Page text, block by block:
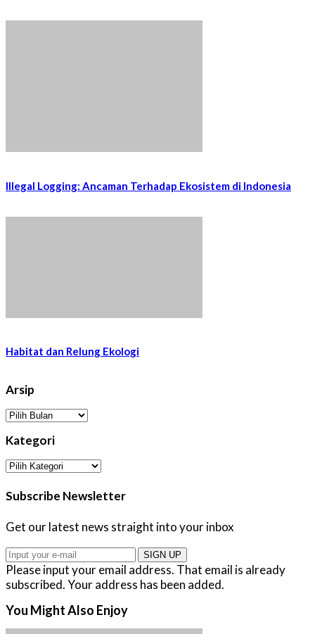
Illegal Logging: Ancaman Terhadap Ekosistem di Indonesia
Habitat dan Relung Ekologi
Arsip
Arsip
Kategori
Kategori
Subscribe Newsletter
Get our latest news straight into your inbox
SIGN UP
Please input your email address. That email is already
subscribed.Your address has been added.
You Might Also Enjoy